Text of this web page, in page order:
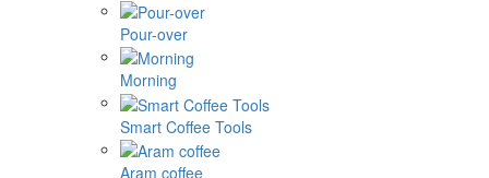
Pour-over
Morning
Smart Coffee Tools
Aram coffee